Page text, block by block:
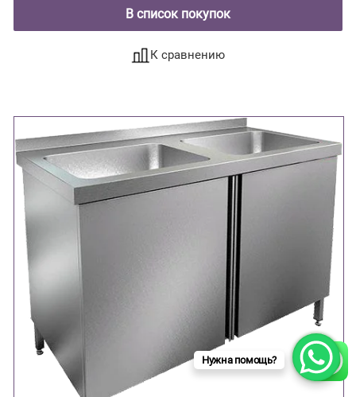
В список покупок
К сравнению
Нужна помощь?